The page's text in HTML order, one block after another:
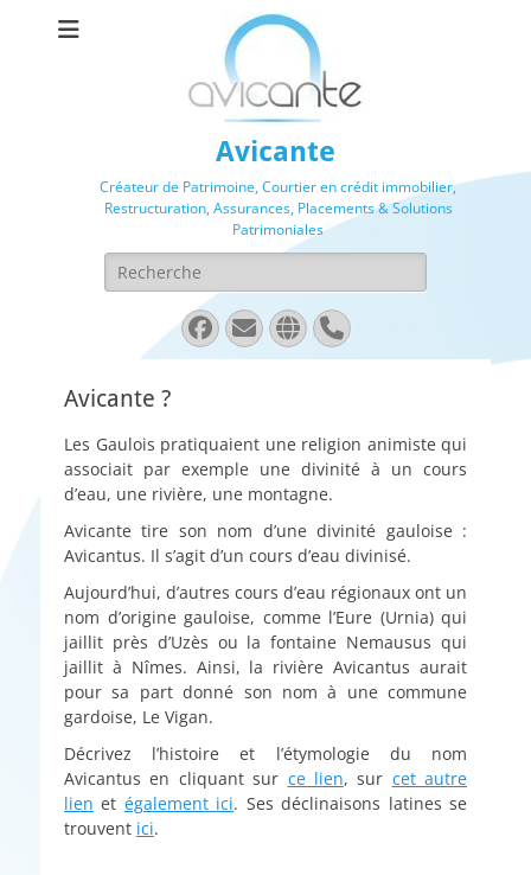
Avicante
Créateur de Patrimoine, Courtier en crédit immobilier,
Restructuration, Assurances, Placements & Solutions
Patrimoniales
Rechercher :
Facebook
E-
mail
Site
web
Tél
Avicante ?
Les Gaulois pratiquaient une religion animiste qui
associait par exemple une divinité à un cours
d’eau, une rivière, une montagne.
Avicante tire son nom d’une divinité gauloise :
Avicantus. Il s’agit d’un cours d’eau divinisé.
Aujourd’hui, d’autres cours d’eau régionaux ont un
nom d’origine gauloise, comme l’Eure (Urnia) qui
jaillit près d’Uzès ou la fontaine Nemausus qui
jaillit à Nîmes. Ainsi, la rivière Avicantus aurait
pour sa part donné son nom à une commune
gardoise, Le Vigan.
Décrivez l’histoire et l’étymologie du nom
Avicantus en cliquant sur ce lien, sur cet autre
lien et également ici. Ses déclinaisons latines se
trouvent ici.